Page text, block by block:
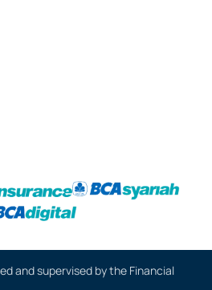
and supervised by the Financial